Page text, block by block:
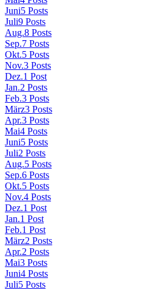
Juni5 Posts
Juli9 Posts
Aug.8 Posts
Sep.7 Posts
Okt.5 Posts
Nov.3 Posts
Dez.1 Post
Jan.2 Posts
Feb.3 Posts
März3 Posts
Apr.3 Posts
Mai4 Posts
Juni5 Posts
Juli2 Posts
Aug.5 Posts
Sep.6 Posts
Okt.5 Posts
Nov.4 Posts
Dez.1 Post
Jan.1 Post
Feb.1 Post
März2 Posts
Apr.2 Posts
Mai3 Posts
Juni4 Posts
Juli5 Posts